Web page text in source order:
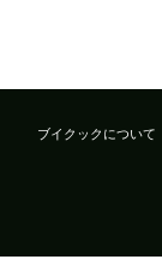
ブイクックについて